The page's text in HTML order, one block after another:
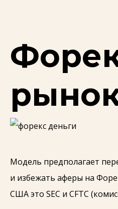
Модель предполагает
и избежать аферы на
США это SEC и CFTC